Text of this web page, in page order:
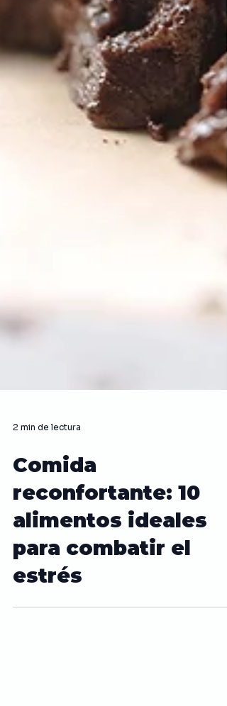
2 min de lectura
Comida
reconfortante: 10
alimentos ideales
para combatir el
estrés